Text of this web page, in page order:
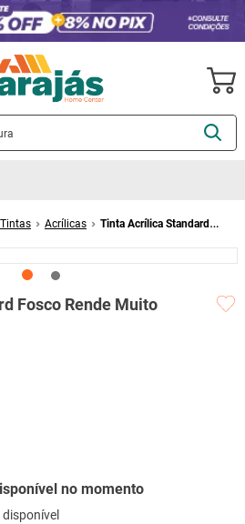
Tintas Acrílicas
Tinta Acrílica Standard
Fosco Rende Muito
no momento